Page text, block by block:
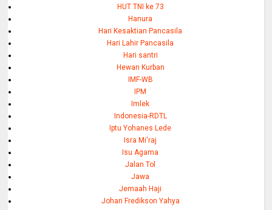
HUT TNI ke 73
Hanura
Hari Kesaktian Pancasila
Hari Lahir Pancasila
Hari santri
Hewan Kurban
IMF-WB
IPM
Imlek
Indonesia-RDTL
Iptu Yohanes Lede
Isra Mi'raj
Isu Agama
Jalan Tol
Jawa
Jemaah Haji
Johan Fredikson Yahya